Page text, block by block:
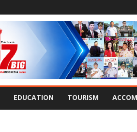
EDUCATION TOURISM